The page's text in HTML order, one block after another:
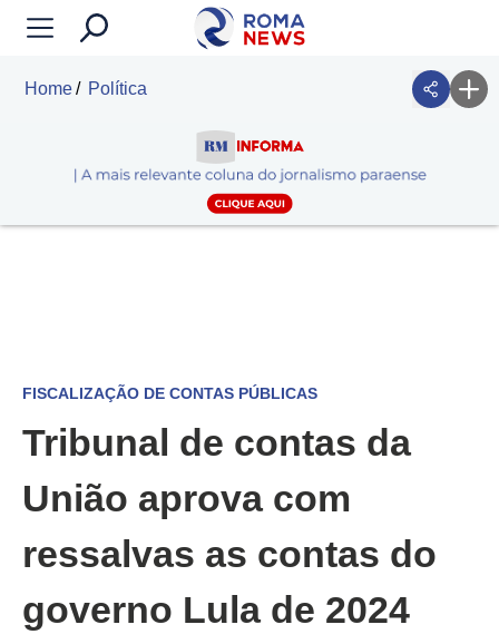
Home Política
FISCALIZAÇÃO DE CONTAS PÚBLICAS
Tribunal de contas da
União aprova com
ressalvas as contas do
governo Lula de 2024